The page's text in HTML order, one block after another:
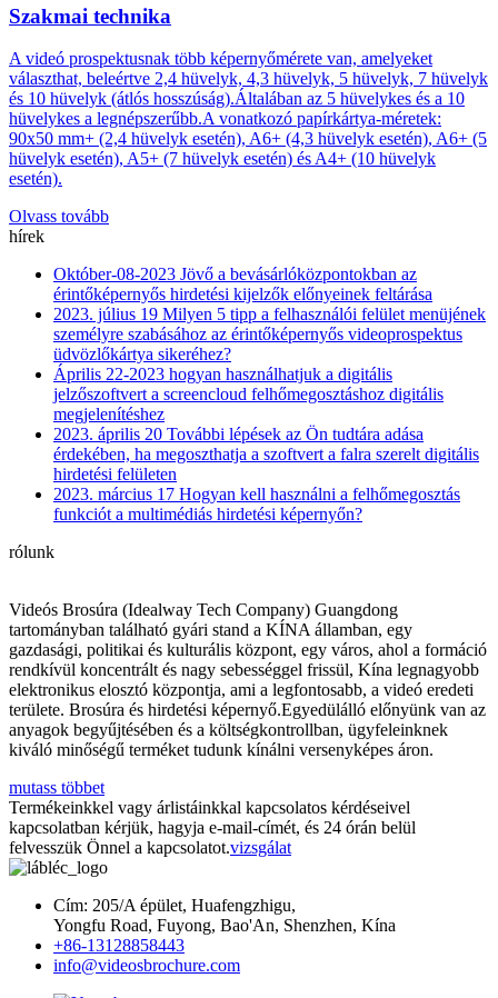
Szakmai technika
A videó prospektusnak több képernyőmérete van, amelyeket
választhat, beleértve 2,4 hüvelyk, 4,3 hüvelyk, 5 hüvelyk, 7 hüvelyk
és 10 hüvelyk (átlós hosszúság).Általában az 5 hüvelykes és a 10
hüvelykes a legnépszerűbb.A vonatkozó papírkártya-méretek:
90x50 mm+ (2,4 hüvelyk esetén), A6+ (4,3 hüvelyk esetén), A6+ (5
hüvelyk esetén), A5+ (7 hüvelyk esetén) és A4+ (10 hüvelyk
esetén).
Olvass tovább
hírek
Október-08-2023 Jövő a bevásárlóközpontokban az
érintőképernyős hirdetési kijelzők előnyeinek feltárása
2023. július 19 Milyen 5 tipp a felhasználói felület menüjének
személyre szabásához az érintőképernyős videoprospektus
üdvözlőkártya sikeréhez?
Április 22-2023 hogyan használhatjuk a digitális
jelzőszoftvert a screencloud felhőmegosztáshoz digitális
megjelenítéshez
2023. április 20 További lépések az Ön tudtára adása
érdekében, ha megoszthatja a szoftvert a falra szerelt digitális
hirdetési felületen
2023. március 17 Hogyan kell használni a felhőmegosztás
funkciót a multimédiás hirdetési képernyőn?
rólunk
Videós Brosúra (Idealway Tech Company) Guangdong
tartományban található gyári stand a KÍNA államban, egy
gazdasági, politikai és kulturális központ, egy város, ahol a formáció
rendkívül koncentrált és nagy sebességgel frissül, Kína legnagyobb
elektronikus elosztó központja, ami a legfontosabb, a videó eredeti
területe. Brosúra és hirdetési képernyő.Egyedülálló előnyünk van az
anyagok begyűjtésében és a költségkontrollban, ügyfeleinknek
kiváló minőségű terméket tudunk kínálni versenyképes áron.
mutass többet
Termékeinkkel vagy árlistáinkkal kapcsolatos kérdéseivel
kapcsolatban kérjük, hagyja e-mail-címét, és 24 órán belül
felvesszük Önnel a kapcsolatot.vizsgálat
Cím: 205/A épület, Huafengzhigu,
Yongfu Road, Fuyong, Bao'An, Shenzhen, Kína
+86-13128858443
info@videosbrochure.com